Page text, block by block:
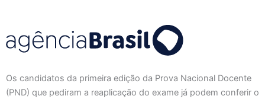
Os candidatos da primeira edição da Prova Nacional Docente
(PND) que pediram a reaplicação do exame já podem conferir o